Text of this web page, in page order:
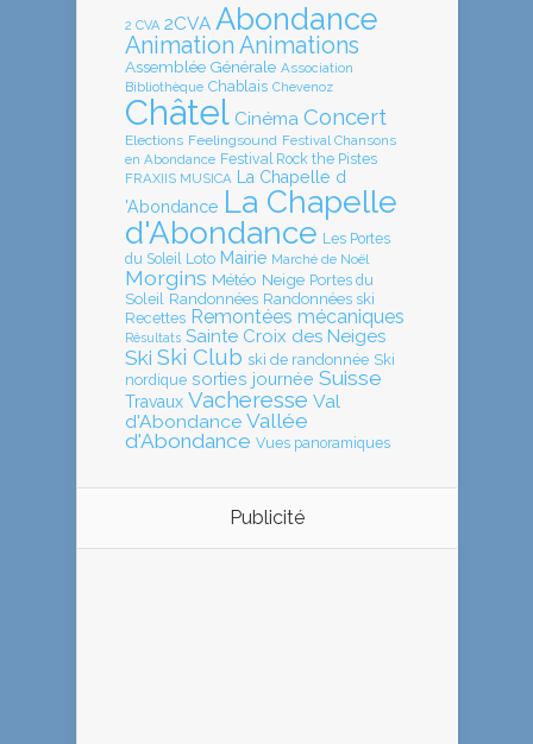
2 CVA 2CVA Abondance
Animation Animations
Assemblée Générale Association
Bibliothèque Chablais Chevenoz
Châtel Cinéma Concert
Elections Feelingsound Festival Chansons
en Abondance Festival Rock the Pistes
FRAXIIS MUSICA
La Chapelle d
'Abondance La Chapelle
d'Abondance Les Portes
du Soleil Loto Mairie Marché de Noël
Morgins Météo Neige Portes du
Soleil Randonnées Randonnées ski
Recettes Remontées mécaniques
Résultats Sainte Croix des Neiges
Ski Ski Club ski de randonnée Ski
nordique sorties journée Suisse
Travaux Vacheresse Val
d'Abondance Vallée
d'Abondance Vues panoramiques
Publicité